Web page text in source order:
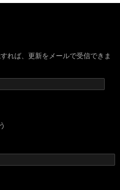
れば、更新をメールで受信できま